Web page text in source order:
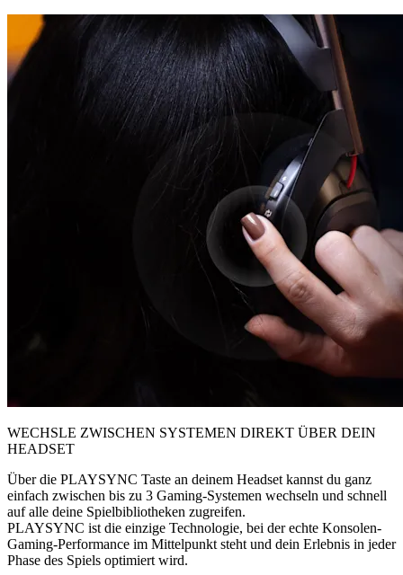
WECHSLE ZWISCHEN SYSTEMEN DIREKT ÜBER DEIN
HEADSET
Über die PLAYSYNC Taste an deinem Headset kannst du ganz
einfach zwischen bis zu 3 Gaming-Systemen wechseln und schnell
auf alle deine Spielbibliotheken zugreifen.
PLAYSYNC ist die einzige Technologie, bei der echte Konsolen-
Gaming-Performance im Mittelpunkt steht und dein Erlebnis in jeder
Phase des Spiels optimiert wird.